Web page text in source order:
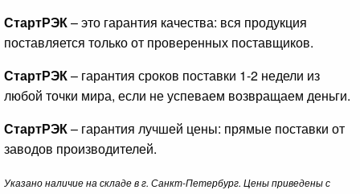
СтартРЭК– это гарантия качества: вся продукция
поставляется только от проверенных поставщиков.
СтартРЭК– гарантия сроков поставки 1-2 недели из
любой точки мира, если не успеваем возвращаем деньги.
СтартРЭК– гарантия лучшей цены: прямые поставки от
заводов производителей.
Указано наличие на складе в г. Санкт-Петербург. Цены приведены с